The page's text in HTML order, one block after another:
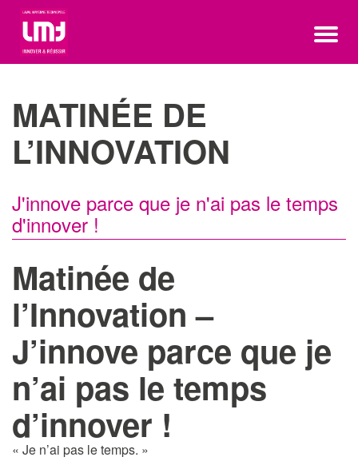
MATINÉE DE
L’INNOVATION
J'innove parce que je n'ai pas le temps
d'innover !
Matinée de
l’Innovation –
J’innove parce que je
n’ai pas le temps
d’innover !
« Je n’ai pas le temps. »